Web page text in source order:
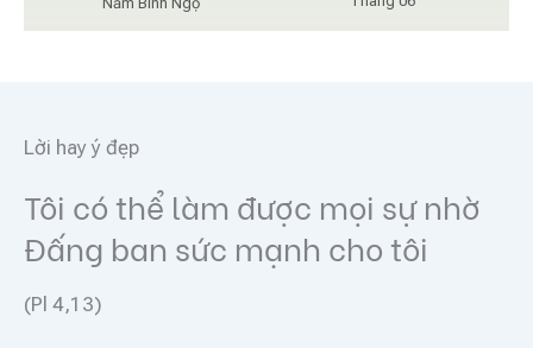
Lời hay ý đẹp
Tôi có thể làm được mọi sự nhờ
Đấng ban sức mạnh cho tôi
(Pl 4,13)